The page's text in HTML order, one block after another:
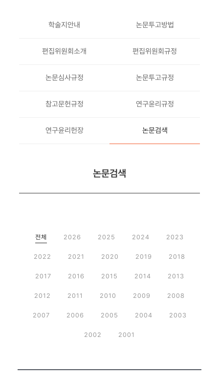
학술지안내 논문투고방법
편집위원회소개 편집위원회규정
논문심사규정 논문투고규정
참고문헌규정 연구윤리규정
연구윤리헌장 논문검색
논문검색
전체 2026 2025 2024 2023
2022 2021 2020 2019 2018
2017 2016 2015 2014 2013
2012 2011 2010 2009 2008
2007 2006 2005 2004 2003
2002 2001